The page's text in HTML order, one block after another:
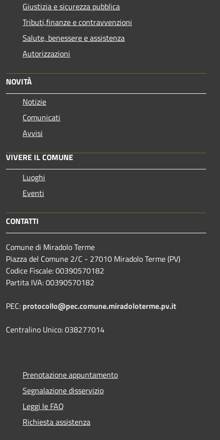
Giustizia e sicurezza pubblica
Tributi,finanze e contravvenzioni
Salute, benessere e assistenza
Autorizzazioni
NOVITÀ
Notizie
Comunicati
Avvisi
VIVERE IL COMUNE
Luoghi
Eventi
CONTATTI
Comune di Miradolo Terme
Piazza del Comune 2/C - 27010 Miradolo Terme (PV)
Codice Fiscale: 00390570182
Partita IVA: 00390570182
PEC: protocollo@pec.comune.miradoloterme.pv.it
Centralino Unico: 038277014
Prenotazione appuntamento
Segnalazione disservizio
Leggi le FAQ
Richiesta assistenza